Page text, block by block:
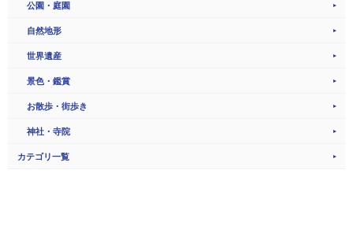
公園・庭園
自然地形
世界遺産
景色・鑑賞
お散歩・街歩き
神社・寺院
カテゴリ一覧